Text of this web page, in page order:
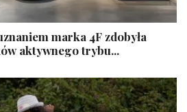
marka 4F zdobyła
aktywnego trybu...